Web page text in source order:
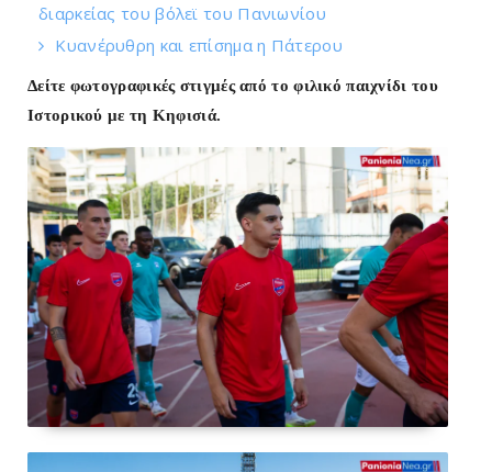
διαρκείας του βόλεϊ τoυ Πανιωνίου
Kυανέρυθρη και επίσημα η Πάτερου
Δείτε φωτογραφικές στιγμές από το φιλικό παιχνίδι του
Ιστορικού με τη Κηφισιά.